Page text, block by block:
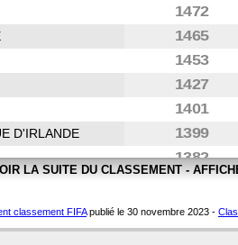
1472
1465
1453
1427
1401
D'IRLANDE
1399
1382
1343
1342
LA SUITE DU CLASSEMENT -
classement FIFApublié le 30 novembre 2023 -